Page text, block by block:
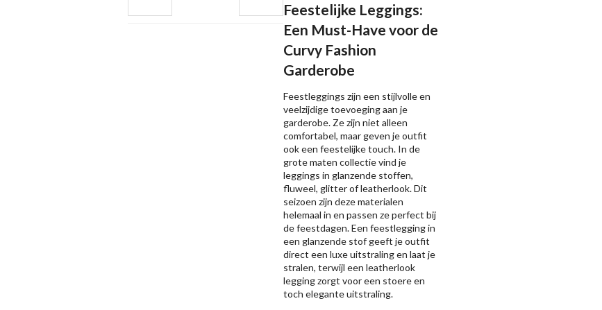
Feestelijke Leggings:
Een Must-Have voor de
Curvy Fashion
Garderobe
Feestleggings zijn een stijlvolle en
veelzijdige toevoeging aan je
garderobe. Ze zijn niet alleen
comfortabel, maar geven je outfit
ook een feestelijke touch. In de
grote maten collectie vind je
leggings in glanzende stoffen,
fluweel, glitter of leatherlook. Dit
seizoen zijn deze materialen
helemaal in en passen ze perfect bij
de feestdagen. Een feestlegging in
een glanzende stof geeft je outfit
direct een luxe uitstraling en laat je
stralen, terwijl een leatherlook
legging zorgt voor een stoere en
toch elegante uitstraling.